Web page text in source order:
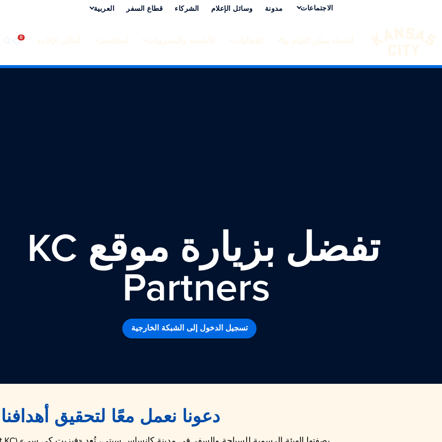
تفضل بزيارة مدينة كانساس سيتي
الاجتماعات مدونة وسائل الإعلام الشركاء قطاع السفر العربية‏
تفضل بزيارة موقع KC
Partners
تسجيل الدخول إلى الشبكة الخارجية
دعونا نعمل معًا لتحقيق أهدافنا